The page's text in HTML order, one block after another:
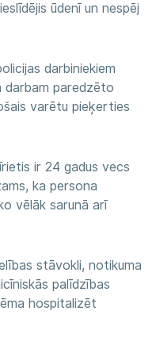
ūdenī un nespēj
darbiniekiem
darbam paredzēto
varētu pieķerties
ir 24 gadus vecs
ka persona
vēlāk sarunā arī
stāvokli, notikuma
palīdzības
hospitalizēt